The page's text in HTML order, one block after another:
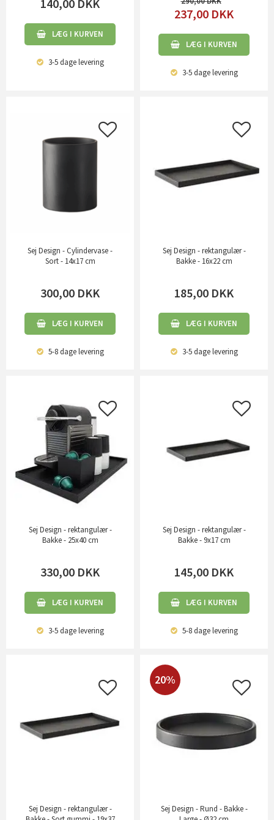
140,00 DKK
LÆG I KURVEN
3-5 dagelevering
237,00 DKK
LÆG I KURVEN
3-5 dagelevering
Sej Design - Cylindervase -
Sort - 14x17 cm
300,00 DKK
LÆG I KURVEN
5-8 dagelevering
Sej Design - rektangulær -
Bakke - 16x22 cm
185,00 DKK
LÆG I KURVEN
3-5 dagelevering
Sej Design - rektangulær -
Bakke - 25x40 cm
330,00 DKK
LÆG I KURVEN
3-5 dagelevering
Sej Design - rektangulær -
Bakke - 9x17 cm
145,00 DKK
LÆG I KURVEN
5-8 dagelevering
Sej Design - rektangulær -
20%
Sej Design - Rund - Bakke -